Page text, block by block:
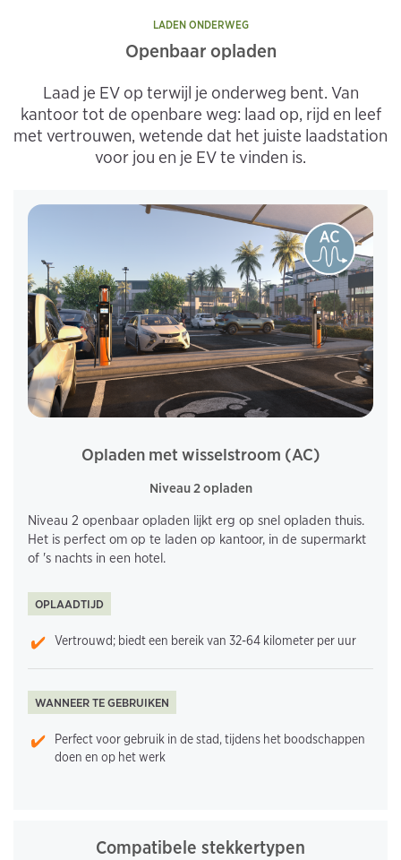
LADEN ONDERWEG
Openbaar opladen
Laad je EV op terwijl je onderweg bent. Van
kantoor tot de openbare weg: laad op, rijd en leef
met vertrouwen, wetende dat het juiste laadstation
voor jou en je EV te vinden is.
Opladen met wisselstroom (AC)
Niveau 2 opladen
Niveau 2 openbaar opladen lijkt erg op snel opladen thuis.
Het is perfect om op te laden op kantoor, in de supermarkt
of 's nachts in een hotel.
OPLAADTIJD
Vertrouwd; biedt een bereik van 32-64 kilometer per uur
WANNEER TE GEBRUIKEN
Perfect voor gebruik in de stad, tijdens het boodschappen
doen en op het werk
Compatibele stekkertypen